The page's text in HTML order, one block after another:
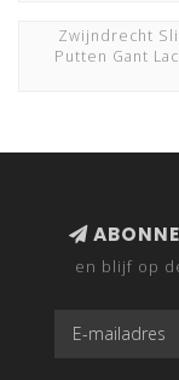
Zwijndrecht
Putten Gant
en blijf op